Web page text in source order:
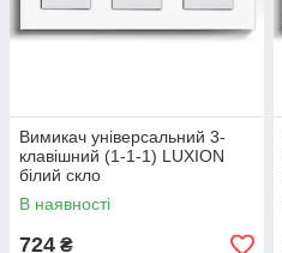
Вимикач універсальний 3-
клавішний (1-1-1) LUXION
білий скло
В наявності
724 ₴